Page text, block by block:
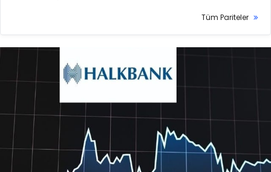
Tüm Pariteler